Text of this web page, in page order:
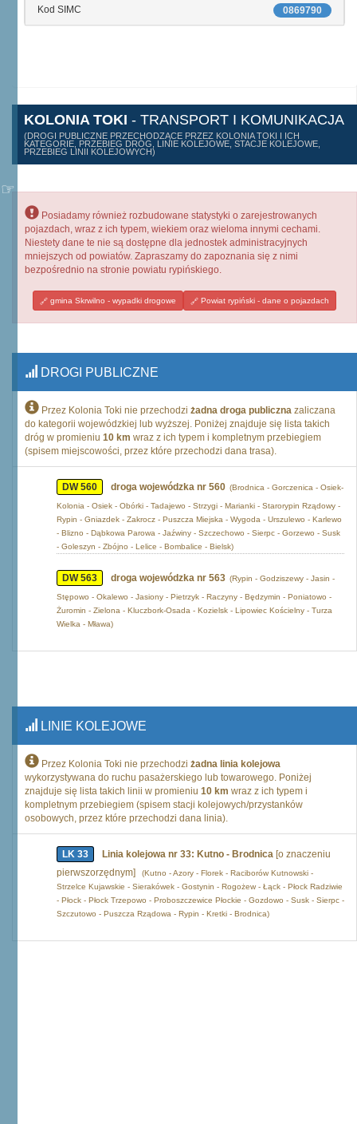
0869790
Kod SIMC
KOLONIA TOKI - TRANSPORT I KOMUNIKACJA
(DROGI PUBLICZNE PRZECHODZĄCE PRZEZ KOLONIA TOKI I ICH
KATEGORIE, PRZEBIEG DRÓG, LINIE KOLEJOWE, STACJE KOLEJOWE,
PRZEBIEG LINII KOLEJOWYCH)
Posiadamy również rozbudowane statystyki o zarejestrowanych
pojazdach, wraz z ich typem, wiekiem oraz wieloma innymi cechami.
Niestety dane te nie są dostępne dla jednostek administracyjnych
mniejszych od powiatów. Zapraszamy do zapoznania się z nimi
bezpośrednio na stronie powiatu rypińskiego.
gmina Skrwilno - wypadki drogowe Powiat rypiński - dane o pojazdach
DROGI PUBLICZNE
Przez Kolonia Toki nie przechodzi żadna droga publiczna zaliczana
do kategorii wojewódzkiej lub wyższej. Poniżej znajduje się lista takich
dróg w promieniu 10 km wraz z ich typem i kompletnym przebiegiem
(spisem miejscowości, przez które przechodzi dana trasa).
DW 560 droga wojewódzka nr 560 (Brodnica - Gorczenica - Osiek-
Kolonia - Osiek - Obórki - Tadajewo - Strzygi - Marianki - Starorypin Rządowy -
Rypin - Gniazdek - Zakrocz - Puszcza Miejska - Wygoda - Urszulewo - Karlewo
- Blizno - Dąbkowa Parowa - Jaźwiny - Szczechowo - Sierpc - Gorzewo - Susk
- Goleszyn - Zbójno - Lelice - Bombalice - Bielsk)
DW 563 droga wojewódzka nr 563 (Rypin - Godziszewy - Jasin -
Stępowo - Okalewo - Jasiony - Pietrzyk - Raczyny - Będzymin - Poniatowo -
Żuromin - Zielona - Kluczbork-Osada - Kozielsk - Lipowiec Kościelny - Turza
Wielka - Mława)
LINIE KOLEJOWE
Przez Kolonia Toki nie przechodzi żadna linia kolejowa
wykorzystywana do ruchu pasażerskiego lub towarowego. Poniżej
znajduje się lista takich linii w promieniu 10 km wraz z ich typem i
kompletnym przebiegiem (spisem stacji kolejowych/przystanków
osobowych, przez które przechodzi dana linia).
LK 33 Linia kolejowa nr 33: Kutno - Brodnica [o znaczeniu
pierwszorzędnym]
(Kutno - Azory - Florek - Raciborów Kutnowski -
Strzelce Kujawskie - Sierakówek - Gostynin - Rogożew - Łąck - Płock Radziwie
- Płock - Płock Trzepowo - Proboszczewice Płockie - Gozdowo - Susk - Sierpc -
Szczutowo - Puszcza Rządowa - Rypin - Kretki - Brodnica)